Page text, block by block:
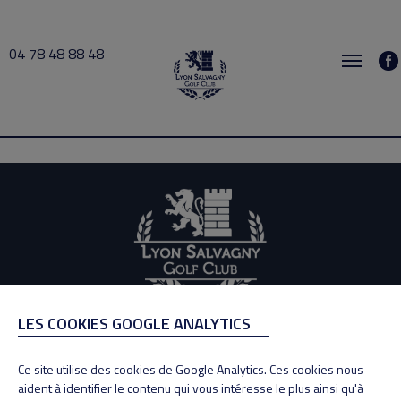
04 78 48 88 48
Mariaud 2026-06-02 19:00 → 2026-06-02 20:00
ADRESSE
69890 La Tour de Salvagny
Tél : 04 78 48 88 48
LES COOKIES GOOGLE ANALYTICS
Ce site utilise des cookies de Google Analytics. Ces cookies nous
aident à identifier le contenu qui vous intéresse le plus ainsi qu'à